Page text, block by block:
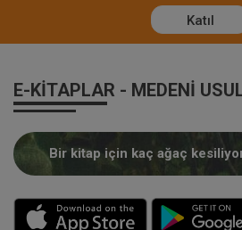
Katıl
E-KITAPLAR - MEDENI
Bir kitap için kaç ağaç